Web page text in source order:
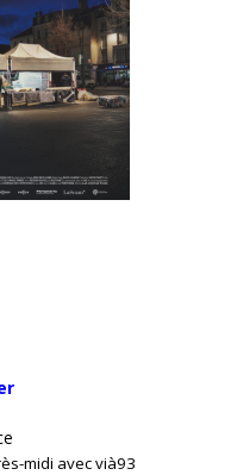
midi avec vià93